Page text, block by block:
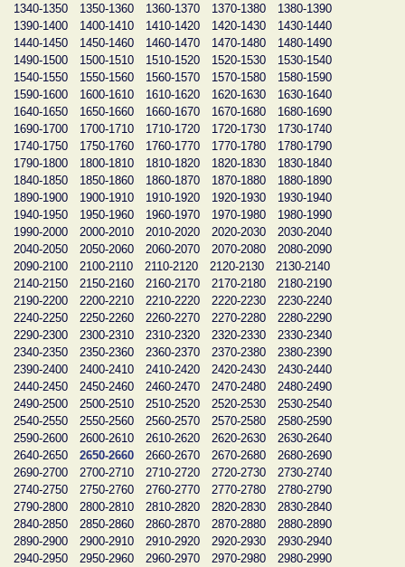
1340-1350
1350-1360 1360-1370 1370-1380
1380-1390
1390-1400
1400-1410 1410-1420 1420-1430
1430-1440
1440-1450
1450-1460 1460-1470 1470-1480
1480-1490
1490-1500
1500-1510 1510-1520 1520-1530
1530-1540
1540-1550
1550-1560 1560-1570 1570-1580
1580-1590
1590-1600
1600-1610 1610-1620 1620-1630
1630-1640
1640-1650
1650-1660 1660-1670 1670-1680
1680-1690
1690-1700
1700-1710 1710-1720 1720-1730
1730-1740
1740-1750
1750-1760 1760-1770 1770-1780
1780-1790
1790-1800
1800-1810 1810-1820 1820-1830
1830-1840
1840-1850
1850-1860 1860-1870 1870-1880
1880-1890
1890-1900
1900-1910 1910-1920 1920-1930
1930-1940
1940-1950
1950-1960 1960-1970 1970-1980
1980-1990
1990-2000
2000-2010 2010-2020 2020-2030
2030-2040
2040-2050
2050-2060 2060-2070 2070-2080
2080-2090
2090-2100
2100-2110 2110-2120 2120-2130
2130-2140
2140-2150
2150-2160 2160-2170 2170-2180
2180-2190
2190-2200
2200-2210 2210-2220 2220-2230
2230-2240
2240-2250
2250-2260 2260-2270 2270-2280
2280-2290
2290-2300
2300-2310 2310-2320 2320-2330
2330-2340
2340-2350
2350-2360 2360-2370 2370-2380
2380-2390
2390-2400
2400-2410 2410-2420 2420-2430
2430-2440
2440-2450
2450-2460 2460-2470 2470-2480
2480-2490
2490-2500
2500-2510 2510-2520 2520-2530
2530-2540
2540-2550
2550-2560 2560-2570 2570-2580
2580-2590
2590-2600
2600-2610 2610-2620 2620-2630
2630-2640
2640-2650
2650-2660 2660-2670 2670-2680
2680-2690
2690-2700
2700-2710 2710-2720 2720-2730
2730-2740
2740-2750
2750-2760 2760-2770 2770-2780
2780-2790
2790-2800
2800-2810 2810-2820 2820-2830
2830-2840
2840-2850
2850-2860 2860-2870 2870-2880
2880-2890
2890-2900
2900-2910 2910-2920 2920-2930
2930-2940
2940-2950
2950-2960 2960-2970 2970-2980
2980-2990